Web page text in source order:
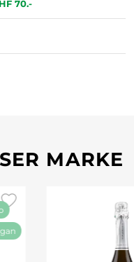
70.-
MARKE